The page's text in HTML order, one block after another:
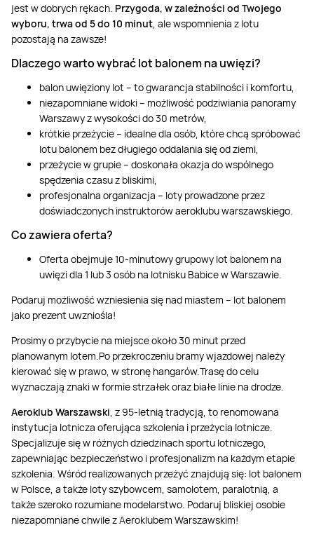
jest w dobrych rękach. Przygoda, w zależności od Twojego
wyboru, trwa od 5 do 10 minut , ale wspomnienia z lotu
pozostają na zawsze!
Dlaczego warto wybrać lot balonem na uwięzi?
balon uwięziony lot – to gwarancja stabilności i komfortu,
niezapomniane widoki – możliwość podziwiania panoramy
Warszawy z wysokości do 30 metrów,
krótkie przeżycie – idealne dla osób, które chcą spróbować
lotu balonem bez długiego oddalania się od ziemi,
przeżycie w grupie – doskonała okazja do wspólnego
spędzenia czasu z bliskimi,
profesjonalna organizacja – loty prowadzone przez
doświadczonych instruktorów aeroklubu warszawskiego.
Co zawiera oferta?
Oferta obejmuje 10-minutowy grupowy lot balonem na
uwięzi dla 1 lub 3 osób na lotnisku Babice w Warszawie.
Podaruj możliwość wzniesienia się nad miastem – lot balonem
jako prezent uwzniośla!
Prosimy o przybycie na miejsce około 30 minut przed
planowanym lotem.Po przekroczeniu bramy wjazdowej należy
kierować się w prawo, w stronę hangarów.Trasę do celu
wyznaczają znaki w formie strzałek oraz białe linie na drodze.
Aeroklub Warszawski , z 95-letnią tradycją, to renomowana
instytucja lotnicza oferująca szkolenia i przeżycia lotnicze.
Specjalizuje się w różnych dziedzinach sportu lotniczego,
zapewniając bezpieczeństwo i profesjonalizm na każdym etapie
szkolenia. Wśród realizowanych przeżyć znajdują się: lot balonem
w Polsce, a także loty szybowcem, samolotem, paralotnią, a
także szeroko rozumiane modelarstwo. Podaruj bliskiej osobie
niezapomniane chwile z Aeroklubem Warszawskim!